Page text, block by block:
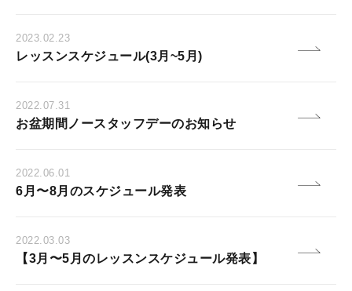
2023.02.23
レッスンスケジュール(3月~5月)
2022.07.31
お盆期間ノースタッフデーのお知らせ
2022.06.01
6月〜8月のスケジュール発表
2022.03.03
【3月〜5月のレッスンスケジュール発表】